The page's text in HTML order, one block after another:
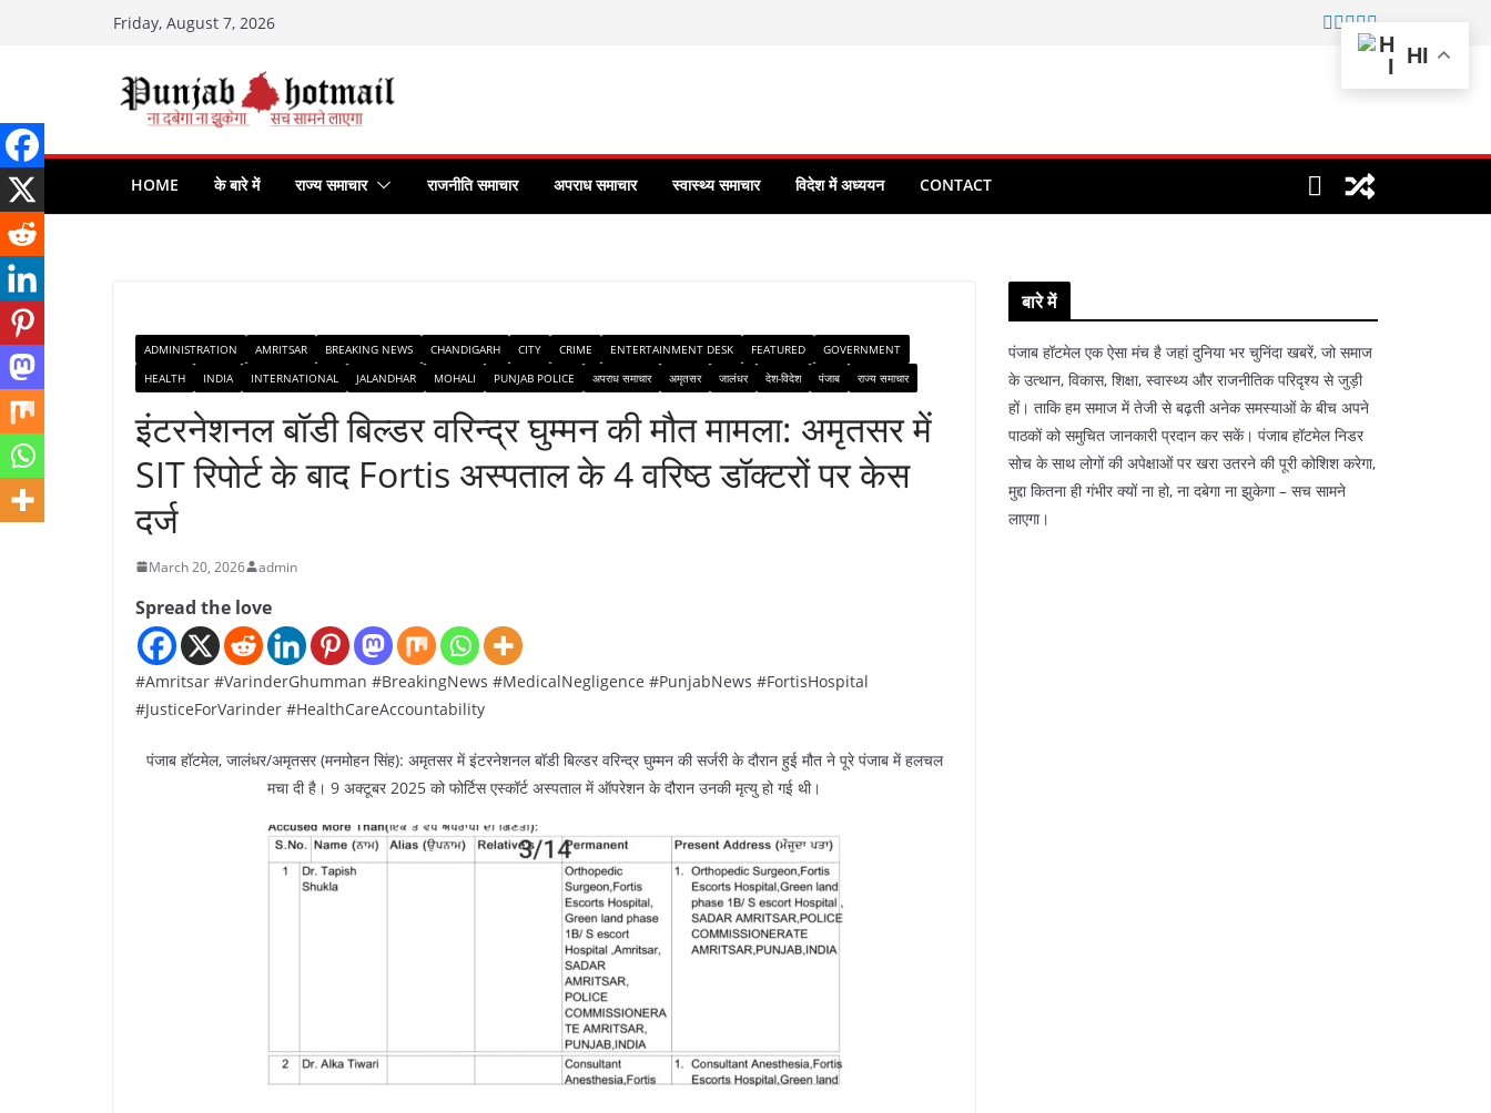
Friday, August 7, 2026
HOME के बारे में राज्य समाचार राजनीति समाचार अपराध समाचार स्वास्थ्य समाचार विदेश में अध्ययन CONTACT
ADMINISTRATION AMRITSAR BREAKING NEWS CHANDIGARH CITY CRIME ENTERTAINMENT DESK FEATURED
GOVERNMENT
HEALTH
INDIA INTERNATIONAL JALANDHAR MOHALI PUNJAB POLICE अपराध समाचार अमृतसर जालंधर देश-विदेश पंजाब राज्य समाचार
इंटरनेशनल बॉडी बिल्डर वरिन्द्र घुम्मन की मौत मामला: अमृतसर में
SIT रिपोर्ट के बाद Fortis अस्पताल के 4 वरिष्ठ डॉक्टरों पर केस
दर्ज
March 20, 2026 admin
Spread the love
#Amritsar #VarinderGhumman #BreakingNews #MedicalNegligence #PunjabNews #FortisHospital
#JusticeForVarinder #HealthCareAccountability
पंजाब हॉटमेल, जालंधर/अमृतसर (मनमोहन सिंह): अमृतसर में इंटरनेशनल बॉडी बिल्डर वरिन्द्र घुम्मन की सर्जरी के दौरान हुई मौत ने पूरे पंजाब में हलचल
मचा दी है। 9 अक्टूबर 2025 को फोर्टिस एस्कॉर्ट अस्पताल में ऑपरेशन के दौरान उनकी मृत्यु हो गई थी।
बारे में
पंजाब हॉटमेल एक ऐसा मंच है जहां दुनिया भर चुनिंदा खबरें, जो समाज
के उत्थान, विकास, शिक्षा, स्वास्थ्य और राजनीतिक परिदृश्य से जुड़ी
हों। ताकि हम समाज में तेजी से बढ़ती अनेक समस्याओं के बीच अपने
पाठकों को समुचित जानकारी प्रदान कर सकें। पंजाब हॉटमेल निडर
सोच के साथ लोगों की अपेक्षाओं पर खरा उतरने की पूरी कोशिश करेगा,
मुद्दा कितना ही गंभीर क्यों ना हो, ना दबेगा ना झुकेगा – सच सामने
लाएगा।
HI